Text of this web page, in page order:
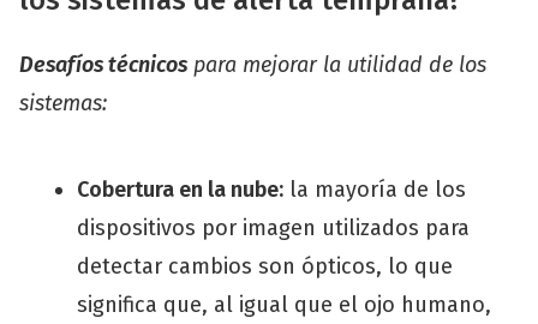
Desafíos técnicos para mejorar la utilidad de los
sistemas:
Cobertura en la nube: la mayoría de los
dispositivos por imagen utilizados para
detectar cambios son ópticos, lo que
significa que, al igual que el ojo humano,